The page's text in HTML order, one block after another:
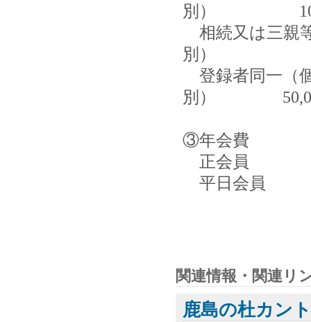
別）
相続又は三
別）
登録者同一（
別） 50,000
③年会費
正会員
平日会員
関連情報・関連リ
鹿島の杜カン